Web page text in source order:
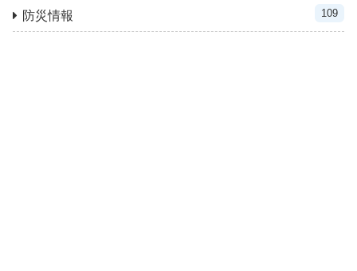
防災情報 109